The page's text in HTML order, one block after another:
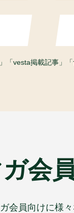
「vesta掲載記事」
会
会員向けに様